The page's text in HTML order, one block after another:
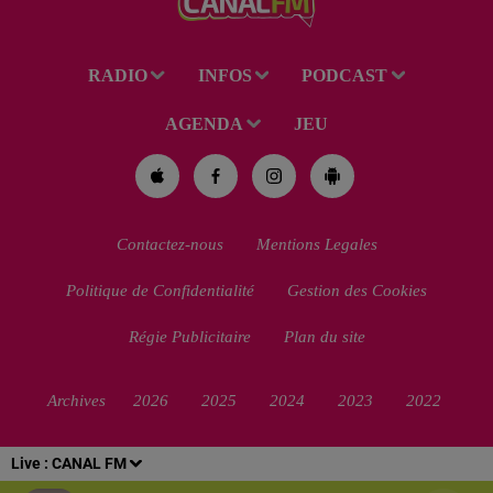
Live : CANAL FM
RADIO INFOS PODCAST
AGENDA JEU
Contactez-nous Mentions Legales
Politique de Confidentialité Gestion des Cookies
Régie Publicitaire Plan du site
Archives 2026 2025 2024 2023 2022